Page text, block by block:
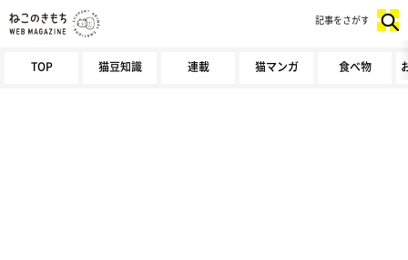
TOP 猫豆知識 連載 猫マンガ 食べ物
記事をさがす